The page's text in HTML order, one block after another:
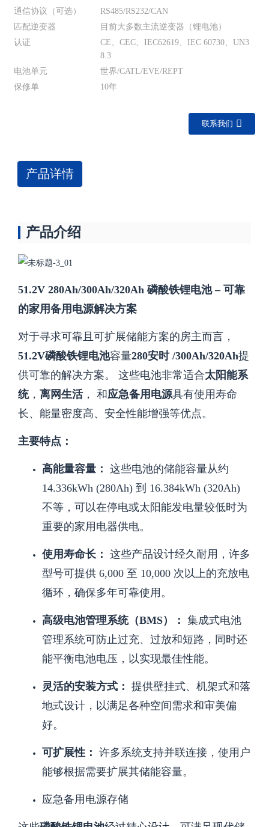
通信协议（可选）
RS485/RS232/CAN
匹配逆变器
目前大多数主流逆变器（锂电池）
认证
CE、CEC、IEC62619、IEC 60730、UN3
8.3
电池单元
世界/CATL/EVE/R​​EPT
保修单
10年
联系我们
产品详情
产品介绍
51.2V 280Ah/300Ah/320Ah 磷酸铁锂电池 – 可靠
的家用备用电源解决方案
对于寻求可靠且可扩展储能方案的房主而言，
51.2V磷酸铁锂电池容量280安时 /300Ah/320Ah提
供可靠的解决方案。
这些电池非常适合太阳能系
统， 离网生活， 和应急备用电源具有使用寿命
长、能量密度高、安全性能增强等优点。
主要特点：
高能量容量： 这些电池的储能容量从约
14.336kWh (280Ah) 到 16.384kWh (320Ah)
不等，可以在停电或太阳能发电量较低时为
重要的家用电器供电。
使用寿命长： 这些产品设计经久耐用，许多
型号可提供 6,000 至 10,000 次以上的充放电
循环，确保多年可靠使用。
高级电池管理系统（BMS）： 集成式电池
管理系统可防止过充、过放和短路，同时还
能平衡电池电压，以实现最佳性能。
灵活的安装方式： 提供壁挂式、机架式和落
地式设计，以满足各种空间需求和审美偏
好。
可扩展性： 许多系统支持并联连接，使用户
能够根据需要扩展其储能容量。
应急备用电源存储